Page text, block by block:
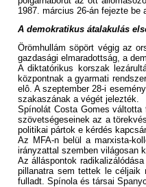
1987. március 26-án fejezte be
A demokratikus átalakulás
Örömhullám söpört végig az
gazdasági elmaradottság, a
A diktatórikus korszak
központnak a gyarmati
elô. A szeptember 28-i
szakaszának a végét jelezték.
Spínolát Costa Gomes
szövetségeseinek az a
politikai pártok e kérdés
Az MFA-n belül a marxista-
irányzattal szemben világosan
Az álláspontok
pillanatra sem tettek le céljaik
fulladt. Spínola és társai